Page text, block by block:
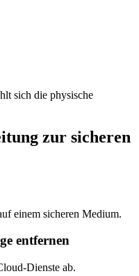
sich die physische
zur sicheren
einem sicheren Medium.
entfernen
Dienste ab.